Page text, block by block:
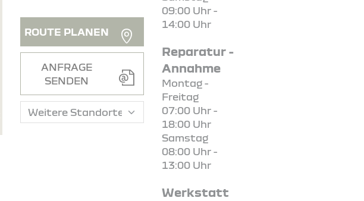
ROUTE PLANEN
ANFRAGE
SENDEN
09:00 Uhr -
14:00 Uhr
Reparatur -
Annahme
Montag -
Freitag
07:00 Uhr -
18:00 Uhr
Samstag
08:00 Uhr -
13:00 Uhr
Werkstatt